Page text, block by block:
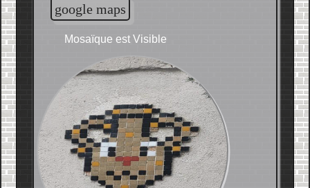
google maps
Mosaïque est Visible